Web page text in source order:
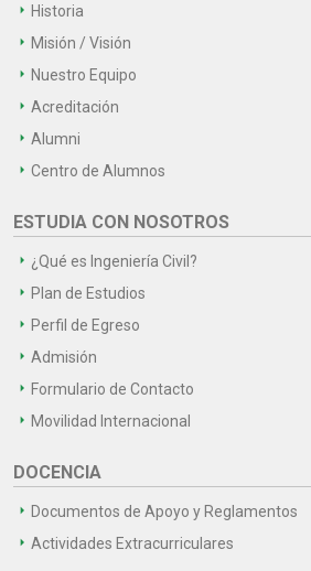
Historia
Misión / Visión
Nuestro Equipo
Acreditación
Alumni
Centro de Alumnos
ESTUDIA CON NOSOTROS
¿Qué es Ingeniería Civil?
Plan de Estudios
Perfil de Egreso
Admisión
Formulario de Contacto
Movilidad Internacional
DOCENCIA
Documentos de Apoyo y Reglamentos
Actividades Extracurriculares